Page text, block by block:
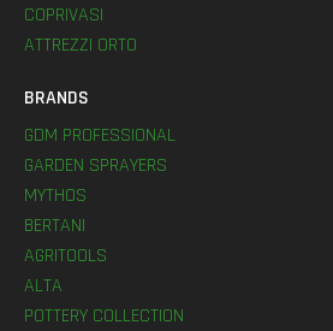
COPRIVASI
ATTREZZI ORTO
BRANDS
GDM PROFESSIONAL
GARDEN SPRAYERS
MYTHOS
BERTANI
AGRITOOLS
ALTA
POTTERY COLLECTION